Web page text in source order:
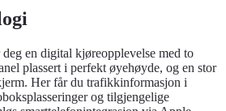
en digital kjøreopplevelse med to
plassert i perfekt øyehøyde, og en stor
Her får du trafikkinformasjon i
og tilgjengelige